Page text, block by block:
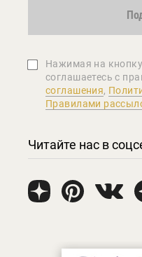
Нажимая на
соглашаетеcь с
соглашения,
Правилами
Читайте нас в